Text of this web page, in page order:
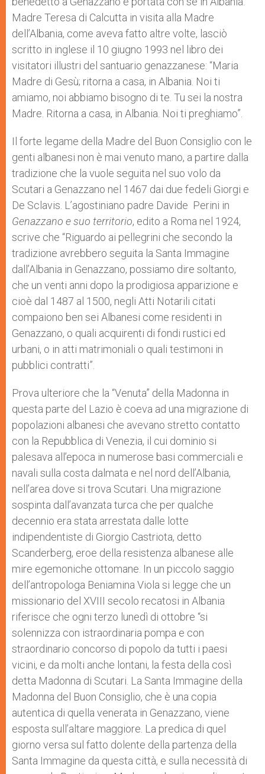
Madre Teresa di Calcutta in visita alla Madre
dell’Albania, come aveva fatto altre volte, lasciò
scritto in inglese il 10 giugno 1993 nel libro dei
visitatori illustri del santuario genazzanese: “Maria
Madre di Gesù; ritorna a casa, in Albania. Noi ti
amiamo, noi abbiamo bisogno di te. Tu sei la nostra
Madre. Ritorna a casa, in Albania. Noi ti preghiamo”.
Il forte legame della Madre del Buon Consiglio con le
genti albanesi non è mai venuto mano, a partire dalla
tradizione che la vuole seguita nel suo volo da
Scutari a Genazzano nel 1467 dai due fedeli Giorgi e
De Sclavis. L’agostiniano padre Davide Perini in
Genazzano e suo territorio, edito a Roma nel 1924,
scrive che “Riguardo ai pellegrini che secondo la
tradizione avrebbero seguita la Santa Immagine
dall’Albania in Genazzano, possiamo dire soltanto,
che un venti anni dopo la prodigiosa apparizione e
cioè dal 1487 al 1500, negli Atti Notarili citati
compaiono ben sei Albanesi come residenti in
Genazzano, o quali acquirenti di fondi rustici ed
urbani, o in atti matrimoniali o quali testimoni in
pubblici contratti”.
Prova ulteriore che la “Venuta” della Madonna in
questa parte del Lazio è coeva ad una migrazione di
popolazioni albanesi che avevano stretto contatto
con la Repubblica di Venezia, il cui dominio si
palesava all’epoca in numerose basi commerciali e
navali sulla costa dalmata e nel nord dell’Albania,
nell’area dove si trova Scutari. Una migrazione
sospinta dall’avanzata turca che per qualche
decennio era stata arrestata dalle lotte
indipendentiste di Giorgio Castriota, detto
Scanderberg, eroe della resistenza albanese alle
mire egemoniche ottomane. In un piccolo saggio
dell’antropologa Beniamina Viola si legge che un
missionario del XVIII secolo recatosi in Albania
riferisce che ogni terzo lunedì di ottobre “si
solennizza con istraordinaria pompa e con
straordinario concorso di popolo da tutti i paesi
vicini, e da molti anche lontani, la festa della così
detta Madonna di Scutari. La Santa Immagine della
Madonna del Buon Consiglio, che è una copia
autentica di quella venerata in Genazzano, viene
esposta sull’altare maggiore. La predica di quel
giorno versa sul fatto dolente della partenza della
Santa Immagine da questa città, e sulla necessità di